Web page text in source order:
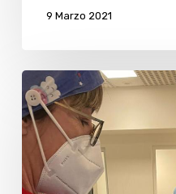
9 Marzo 2021
98
anni
Primula
vaccina